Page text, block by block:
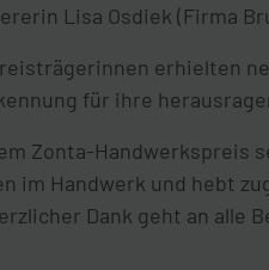
Lisa Osdiek (Firma
erhielten
für ihre
Zonta-Handwerkspreis
im Handwerk und hebt
Dank geht an alle